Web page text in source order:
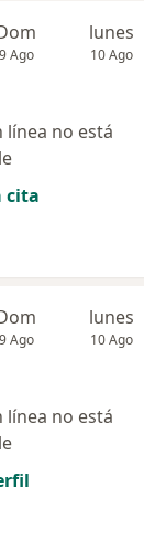
9 Ago
lunes
10 Ago
línea no está
cita
9 Ago
lunes
10 Ago
línea no está